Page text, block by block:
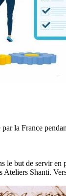
la France
but de servir
Shanti.